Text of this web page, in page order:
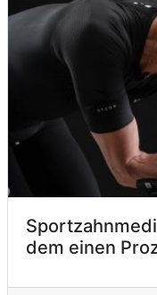
dem einen